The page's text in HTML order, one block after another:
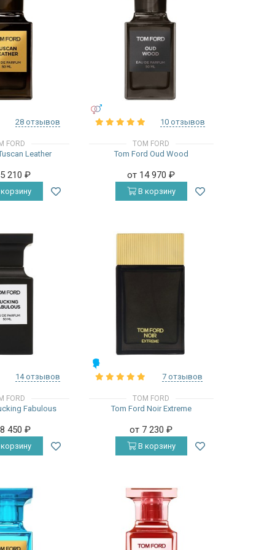
28 отзывов
FORD
Leather
210₽
10 отзывов
TOM FORD
Tom Ford Oud Wood
от 14 970₽
В корзину
14 отзывов
FORD
Fabulous
450₽
7 отзывов
TOM FORD
Tom Ford Noir Extreme
от 7 230₽
В корзину